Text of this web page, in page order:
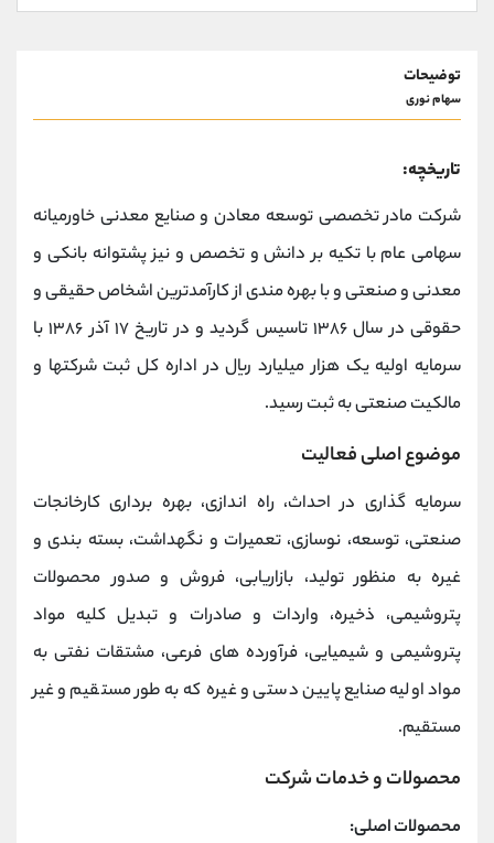
توضیحات
سهام نوری
تاریخچه:
شرکت مادر تخصصی توسعه معادن و صنایع معدنی خاورمیانه
سهامی عام با تکیه بر دانش و تخصص و نیز پشتوانه بانکی و
معدنی و صنعتی و با بهره مندی از کارآمدترین اشخاص حقیقی و
حقوقی در سال ۱۳۸۶ تاسیس گردید و در تاریخ ۱۷ آذر ۱۳۸۶ با
سرمایه اولیه یک هزار میلیارد ریال در اداره کل ثبت شرکتها و
مالکیت صنعتی به ثبت رسید.
موضوع اصلی فعالیت
سرمایه گذاری در احداث، راه اندازی، بهره برداری کارخانجات
صنعتی، توسعه، نوسازی، تعمیرات و نگهداشت، بسته بندی و
غیره به منظور تولید، بازاریابی، فروش و صدور محصولات
پتروشیمی، ذخیره، واردات و صادرات و تبدیل کلیه مواد
پتروشیمی و شیمیایی، فرآورده های فرعی، مشتقات نفتی به
مواد اولیه صنایع پایین دستی و غیره که به طور مستقیم و غیر
مستقیم.
محصولات و خدمات شرکت
محصولات اصلی: